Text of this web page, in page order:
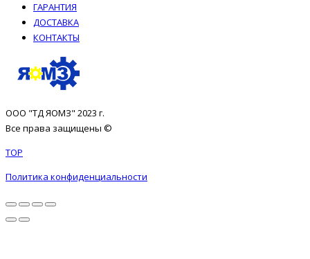
ГАРАНТИЯ
ДОСТАВКА
КОНТАКТЫ
ООО "ТД ЯОМЗ" 2023 г.
Все права защищены ©
TOP
Политика конфиденциальности